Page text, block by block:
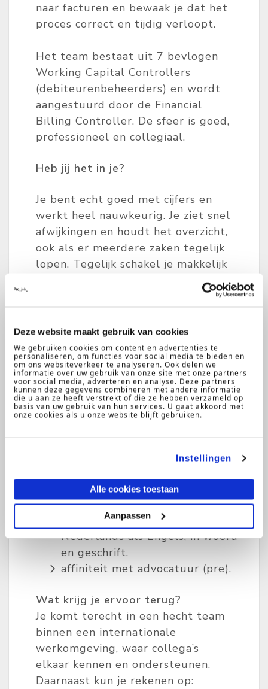
Deze website maakt gebruik van cookies
We gebruiken cookies om content en advertenties te
personaliseren, om functies voor social media te bieden en
om ons websiteverkeer te analyseren. Ook delen we
informatie over uw gebruik van onze site met onze partners
voor social media, adverteren en analyse. Deze partners
kunnen deze gegevens combineren met andere informatie
die u aan ze heeft verstrekt of die ze hebben verzameld op
basis van uw gebruik van hun services. U gaat akkoord met
onze cookies als u onze website blijft gebruiken.
Instellingen
Alle cookies toestaan
Aanpassen
naar facturen en bewaak je dat het
proces correct en tijdig verloopt.
Het team bestaat uit 7 bevlogen
Working Capital Controllers
(debiteurenbeheerders) en wordt
aangestuurd door de Financial
Billing Controller. De sfeer is goed,
professioneel en collegiaal.
Heb jij het in je?
Je bent echt goed met cijfers en
werkt heel nauwkeurig. Je ziet snel
afwijkingen en houdt het overzicht,
ook als er meerdere zaken tegelijk
lopen. Tegelijk schakel je makkelijk
met collega's en communiceer je
Een specifieke financiële
achtergrond is niet per se vereist.
Je maakt je nieuwe systemen en
werkzaamheden snel eigen en
werkt daarbij zeer nauwkeurig.
Verder beschik je over:
een afgeronde hbo- of wo-
ervaring met Excel.
uitstekende communicatieve
vaardigheden zowel in het
Nederlands als Engels, in woord
en geschrift.
affiniteit met advocatuur (pre).
Wat krijg je ervoor terug?
Je komt terecht in een hecht team
binnen een internationale
werkomgeving, waar collega’s
elkaar kennen en ondersteunen.
Daarnaast kun je rekenen op: